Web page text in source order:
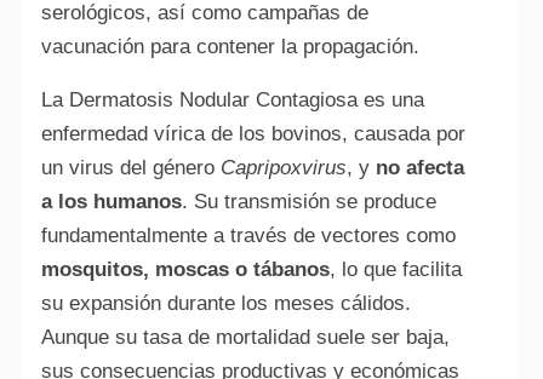
serológicos, así como campañas de
vacunación para contener la propagación.
La Dermatosis Nodular Contagiosa es una
enfermedad vírica de los bovinos, causada por
un virus del género Capripoxvirus, y no afecta
a los humanos. Su transmisión se produce
fundamentalmente a través de vectores como
mosquitos, moscas o tábanos, lo que facilita
su expansión durante los meses cálidos.
Aunque su tasa de mortalidad suele ser baja,
sus consecuencias productivas y económicas